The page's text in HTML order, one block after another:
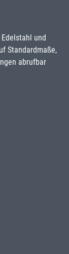
und
Standardmaße,
abrufbar